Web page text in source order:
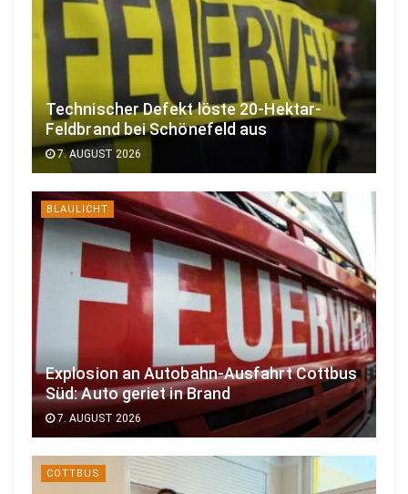
Technischer Defekt löste 20-Hektar-
Feldbrand bei Schönefeld aus
7. AUGUST 2026
BLAULICHT
Explosion an Autobahn-Ausfahrt Cottbus
Süd: Auto geriet in Brand
7. AUGUST 2026
COTTBUS